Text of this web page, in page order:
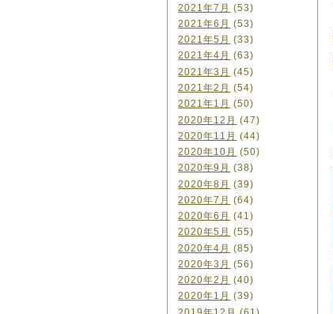
2021年7月 (53)
2021年6月 (53)
2021年5月 (33)
2021年4月 (63)
2021年3月 (45)
2021年2月 (54)
2021年1月 (50)
2020年12月 (47)
2020年11月 (44)
2020年10月 (50)
2020年9月 (38)
2020年8月 (39)
2020年7月 (64)
2020年6月 (41)
2020年5月 (55)
2020年4月 (85)
2020年3月 (56)
2020年2月 (40)
2020年1月 (39)